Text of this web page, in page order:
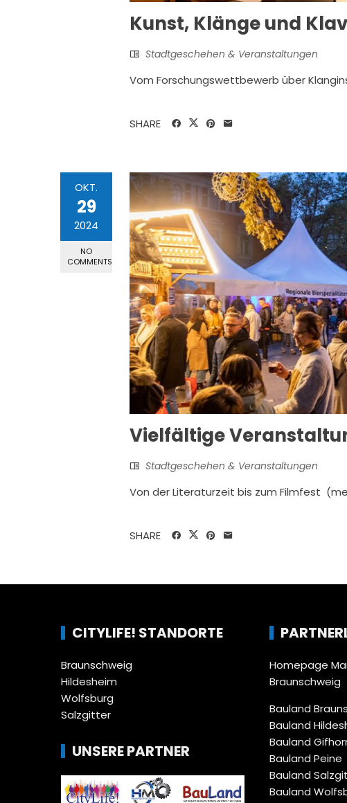
Kunst, Klänge und
Stadtgeschehen & Veranstaltungen
Vom Forschungswettbewerb über
SHARE
OKT.
29
2024
NO
COMMENTS
Vielfältige
Stadtgeschehen & Veranstaltungen
Von der Literaturzeit bis zum Filmfest
SHARE
CITYLIFE! STANDORTE
Braunschweig
Hildesheim
Wolfsburg
Salzgitter
UNSERE PARTNER
Homepage
Braunschweig
Bauland
Bauland
Bauland
Bauland Peine
Bauland
Bauland